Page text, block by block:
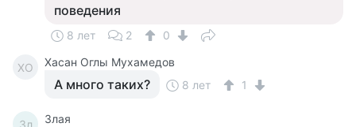
поведения
8 лет 2 0
ХО Хасан Оглы Мухамедов
А много таких? 8 лет 1
Зл Злая